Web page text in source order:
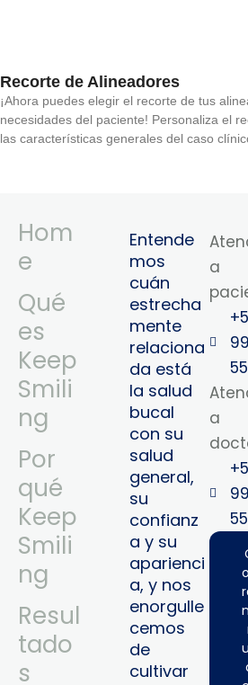
Recorte de Alineadores
¡Ahora puedes elegir el recorte de tus
necesidades del paciente! Personaliza el
las características generales del caso
Hom
e
Qué
es
Keep
Smili
ng
Por
qué
Keep
Smili
ng
Resul
tado
s
Entende
mos
cuán
estrecha
mente
relaciona
da está
la salud
bucal
con su
salud
general,
su
confianz
a y su
aparienci
a, y nos
enorgulle
cemos
de
cultivar
a
a